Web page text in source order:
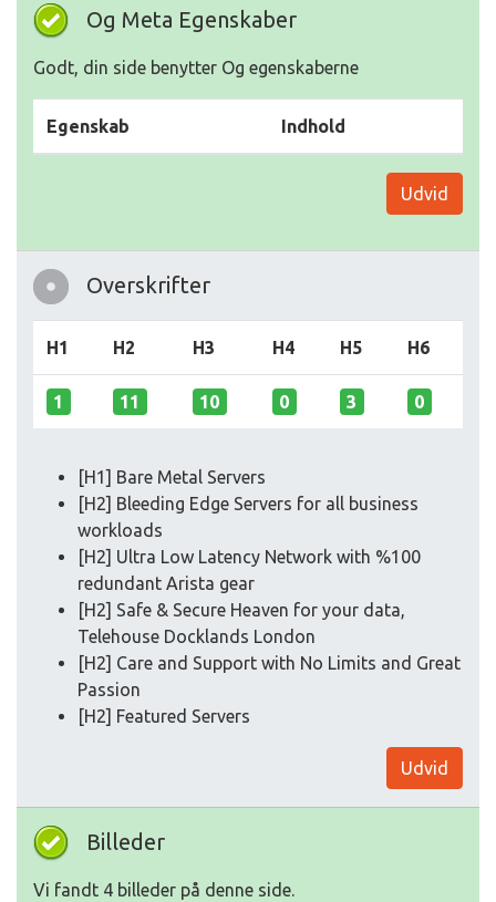
Og Meta Egenskaber
Godt, din side benytter Og egenskaberne
Egenskab Indhold
Udvid
Overskrifter
H1 H2 H3 H4 H5 H6
1 11 10 0 3 0
[H1] Bare Metal Servers
[H2] Bleeding Edge Servers for all business
workloads
[H2] Ultra Low Latency Network with %100
redundant Arista gear
[H2] Safe & Secure Heaven for your data,
Telehouse Docklands London
[H2] Care and Support with No Limits and Great
Passion
[H2] Featured Servers
Udvid
Billeder
Vi fandt 4 billeder på denne side.